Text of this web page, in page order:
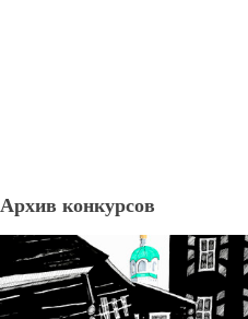
Архив конкурсов